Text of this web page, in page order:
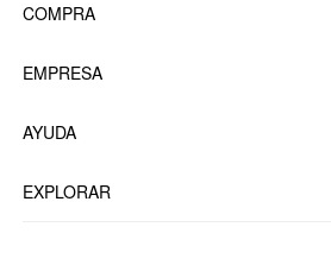
COMPRA
EMPRESA
AYUDA
EXPLORAR